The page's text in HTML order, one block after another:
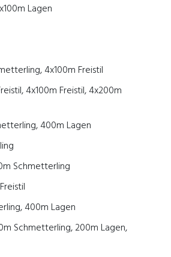
Lagen
4x100m Freistil
4x100m Freistil, 4x200m
400m Lagen
Schmetterling
400m Lagen
Schmetterling, 200m Lagen,